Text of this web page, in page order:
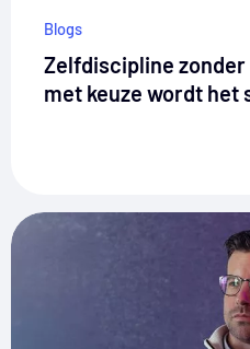
Blogs
Zelfdiscipline zonder
met keuze wordt het